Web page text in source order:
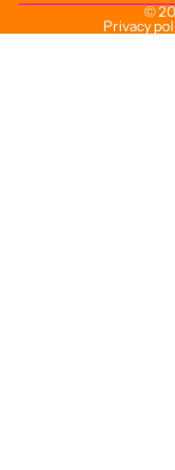
©
Privacy